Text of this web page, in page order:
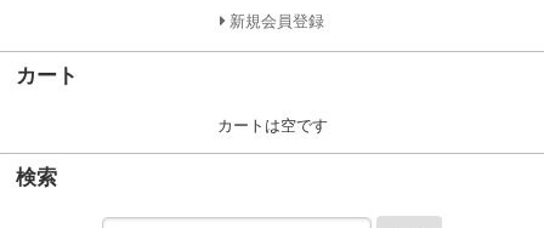
新規会員登録
カート
カートは空です
検索